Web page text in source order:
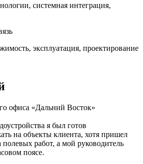
системная интеграция,
эксплуатация, проектирование
офиса «Дальний Восток»
я был готов
на объекты клиента, хотя пришел
работ, а мой руководитель
поясе.